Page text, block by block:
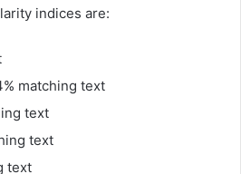
indices are:
matching text
text
text
text